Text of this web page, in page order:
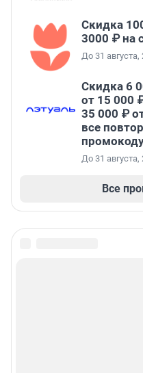
Скидка
3000 ₽ на
До 31 августа,
Скидка 6
от 15 000
35 000 ₽
все
До 31 августа,
Все